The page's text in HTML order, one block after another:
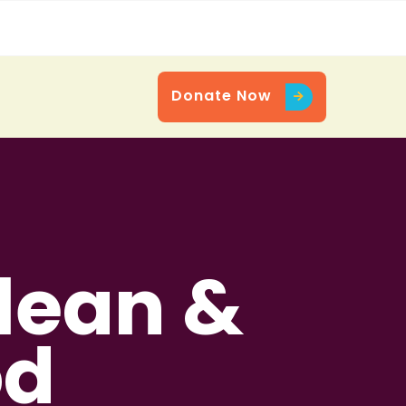
Donate Now
Donate Now
&